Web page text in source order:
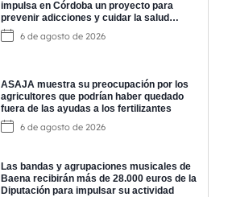
impulsa en Córdoba un proyecto para
prevenir adicciones y cuidar la salud
mental
6 de agosto de 2026
ASAJA muestra su preocupación por los
agricultores que podrían haber quedado
fuera de las ayudas a los fertilizantes
6 de agosto de 2026
Las bandas y agrupaciones musicales de
Baena recibirán más de 28.000 euros de la
Diputación para impulsar su actividad